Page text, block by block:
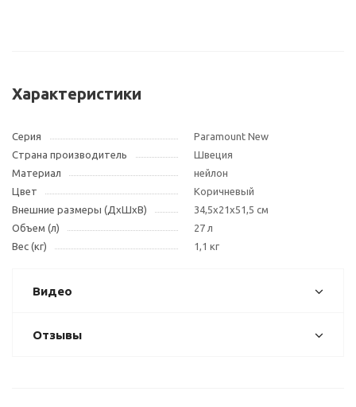
Характеристики
Серия
Paramount New
Страна производитель
Швеция
Материал
нейлон
Цвет
Коричневый
Внешние размеры (ДxШxВ)
34,5x21x51,5 см
Объем (л)
27 л
Вес (кг)
1,1 кг
Видео
Отзывы